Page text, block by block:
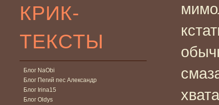
КРИК-
ТЕКСТЫ
Блог NaObi
Блог Пегий пес Александр
Блог Irina15
Блог Oldys